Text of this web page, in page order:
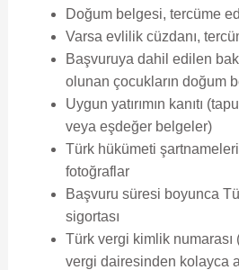
Doğum belgesi, tercüme
Varsa evlilik cüzdanı,
Başvuruya dahil edilen
olunan çocukların doğum
Uygun yatırımın kanıtı
veya eşdeğer belgeler)
Türk hükümeti
fotoğraflar
Başvuru süresi boyunca
sigortası
Türk vergi kimlik numarası
vergi dairesinden kolayca